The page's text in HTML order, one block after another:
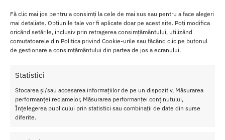
Fă clic mai jos pentru a consimți la cele de mai sus sau pentru a face alegeri
mai detaliate. Opțiunile tale vor fi aplicate doar pe acest site. Poți modifica
oricând setările, inclusiv prin retragerea consimțământului, utilizând
comutatoarele din Politica privind Cookie-urile sau făcând clic pe butonul
de gestionare a consimțământului din partea de jos a ecranului.
Statistici
Stocarea și/sau accesarea informațiilor de pe un dispozitiv, Măsurarea
performanței reclamelor, Măsurarea performanței conținutului,
Înțelegerea publicului prin statistici sau combinații de date din surse
diferite.
Designul sau curbat ofera extra stimulare vaginala si a punctului G.
Este rezistent la apa, fiind astfel foarte usor de intretinut.
Compatibil cu toti lubrifiantii.